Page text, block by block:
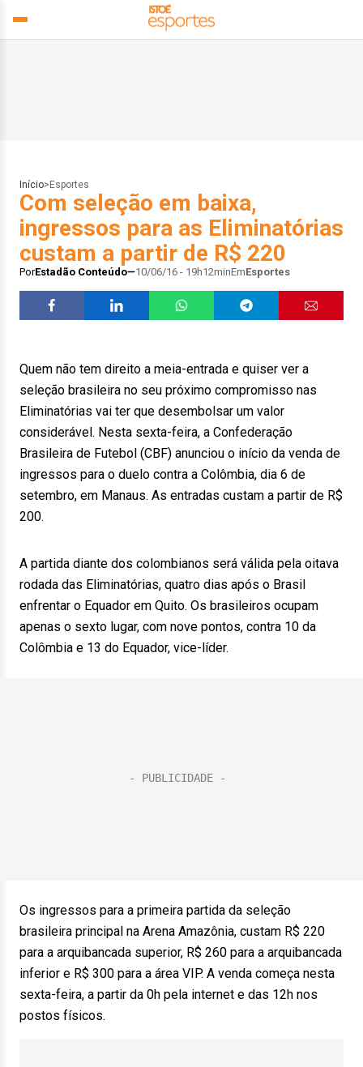
Início> Esportes
Com seleção em baixa,
ingressos para as Eliminatórias
custam a partir de R$ 220
PorEstadão Conteúdo 10/06/16 - 19h12minEmEsportes
Quem não tem direito a meia-entrada e quiser ver a
seleção brasileira no seu próximo compromisso nas
Eliminatórias vai ter que desembolsar um valor
considerável. Nesta sexta-feira, a Confederação
Brasileira de Futebol (CBF) anunciou o início da venda de
ingressos para o duelo contra a Colômbia, dia 6 de
setembro, em Manaus. As entradas custam a partir de R$
200.
A partida diante dos colombianos será válida pela oitava
rodada das Eliminatórias, quatro dias após o Brasil
enfrentar o Equador em Quito. Os brasileiros ocupam
apenas o sexto lugar, com nove pontos, contra 10 da
Colômbia e 13 do Equador, vice-líder.
Os ingressos para a primeira partida da seleção
brasileira principal na Arena Amazônia, custam R$ 220
para a arquibancada superior, R$ 260 para a arquibancada
inferior e R$ 300 para a área VIP. A venda começa nesta
sexta-feira, a partir da 0h pela internet e das 12h nos
postos físicos.